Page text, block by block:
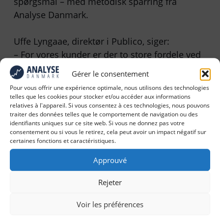
Gérer le consentement
Pour vous offrir une expérience optimale, nous utilisons des technologies
telles que les cookies pour stocker et/ou accéder aux informations
relatives à l'appareil. Si vous consentez à ces technologies, nous pouvons
traiter des données telles que le comportement de navigation ou des
identifiants uniques sur ce site web. Si vous ne donnez pas votre
consentement ou si vous le retirez, cela peut avoir un impact négatif sur
certaines fonctions et caractéristiques.
Approuvé
Rejeter
Voir les préférences
Analyse Danmark.
Uffe Lyngaae, direktør i Publico, siger:
– For vores kunder er der to store fordele ved
en kvantitativ panelundersøgelse: For det
første kan den give interessant viden om
markedet. For det andet kan den generere
interessante og pressevenlige resultater, som
vi med den rette vinkling kan sælge ind til
nyhedsredaktionerne.
– Begge dele afhænger dog af, at spørgsmål
og svar er troværdigt formulerede, så
undersøgelsen ikke bare handler om at tvinge
en journalistisk historie igennem. Det er også